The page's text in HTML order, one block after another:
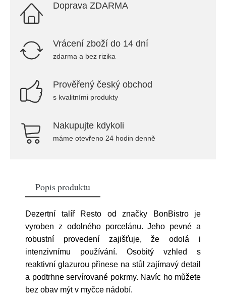
Doprava ZDARMA
Vrácení zboží do 14 dní
zdarma a bez rizika
Prověřený český obchod
s kvalitními produkty
Nakupujte kdykoli
máme otevřeno 24 hodin denně
Popis produktu
Dezertní talíř Resto od značky BonBistro je
vyroben z odolného porcelánu. Jeho pevné a
robustní provedení zajišťuje, že odolá i
intenzivnímu používání. Osobitý vzhled s
reaktivní glazurou přinese na stůl zajímavý detail
a podtrhne servírované pokrmy. Navíc ho můžete
bez obav mýt v myčce nádobí.